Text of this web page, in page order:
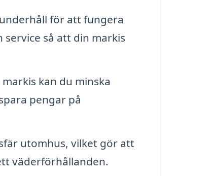
för att fungera
så att din markis
kan du minska
pengar på
utomhus, vilket gör att
väderförhållanden.